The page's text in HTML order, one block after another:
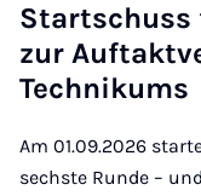
Startschuss
zur
Tech­nikums
Am 01.09.2026
sechste Runde –